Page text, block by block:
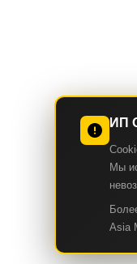
ИП
Мы
Asia